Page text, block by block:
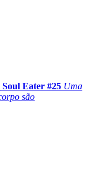
Soul Eater #25 Uma
são